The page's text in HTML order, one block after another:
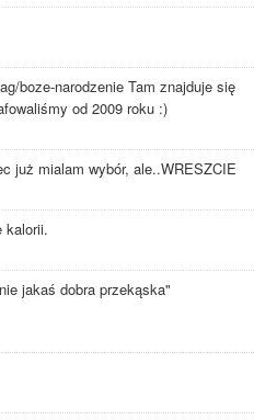
boze-narodzenie Tam znajduje się
od 2009 roku :)
już mialam wybór, ale..WRESZCIE
kalorii.
jakaś dobra przekąska"